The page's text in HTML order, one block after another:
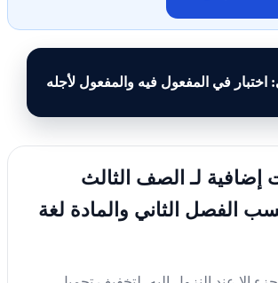
اختبار في المفعول فيه والمفعول لأجله
إضافية لـ الصف الثالث
الفصل الثاني والمادة لغة